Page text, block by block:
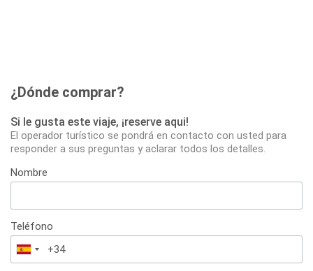
¿Dónde comprar?
Si le gusta este viaje, ¡reserve aqui!
El operador turístico se pondrá en contacto con usted para
responder a sus preguntas y aclarar todos los detalles.
Nombre
Teléfono
España
+34